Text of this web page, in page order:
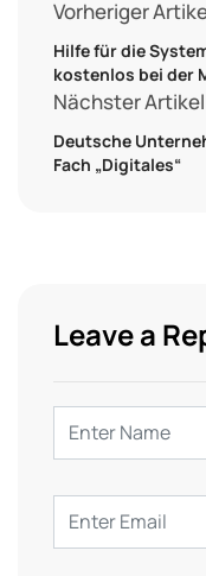
Vorheriger
Hilfe für die
kostenlos bei der
Nächster Artikel
Deutsche
Fach „Digitales“
Leave a